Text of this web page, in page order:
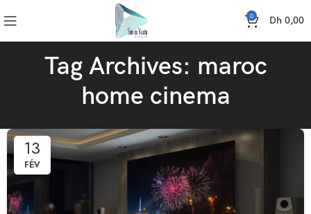
0 Dh 0,00
Tag Archives: maroc
home cinema
13
FÉV